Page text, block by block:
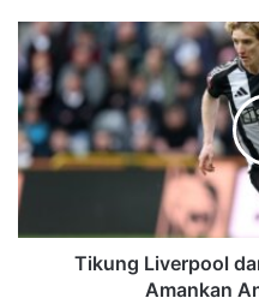
Tikung Liverpool
Amankan